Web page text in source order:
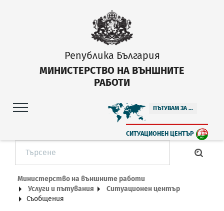
Република България
МИНИСТЕРСТВО НА ВЪНШНИТЕ
РАБОТИ
ПЪТУВАМ ЗА ...
СИТУАЦИОНЕН ЦЕНТЪР
Министерство на външните работи
Услуги и пътувания
Ситуационен център
Съобщения